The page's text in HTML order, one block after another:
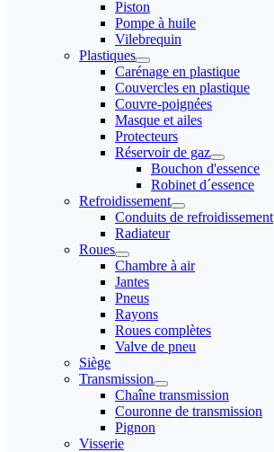
Piston
Pompe à huile
Vilebrequin
Plastiques
Carénage en plastique
Couvercles en plastique
Couvre-poignées
Masque et ailes
Protecteurs
Réservoir de gaz
Bouchon d'essence
Robinet d´essence
Refroidissement
Conduits de refroidissement
Radiateur
Roues
Chambre à air
Jantes
Pneus
Rayons
Roues complètes
Valve de pneu
Siège
Transmission
Chaîne transmission
Couronne de transmission
Pignon
Visserie